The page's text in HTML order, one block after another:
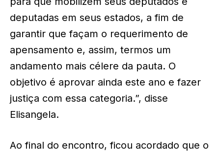
deputadas em seus estados, a fim de
garantir que façam o requerimento de
apensamento e, assim, termos um
andamento mais célere da pauta. O
objetivo é aprovar ainda este ano e fazer
justiça com essa categoria.”, disse
Elisangela.
Ao final do encontro, ficou acordado que o